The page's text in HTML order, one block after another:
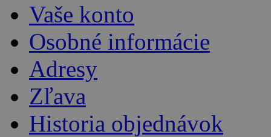
Vaše konto
Osobné informácie
Adresy
Zľava
Historia objednávok